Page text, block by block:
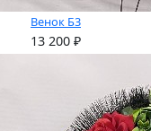
Венок Б3
13 200 ₽